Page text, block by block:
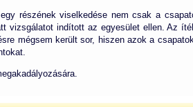
részének viselkedése nem csak a
vizsgálatot indított az egyesület ellen. Az
mégsem került sor, hiszen azok a